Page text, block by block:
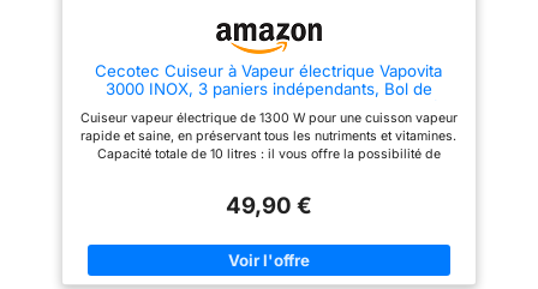
en semaine ou des repas
romantiques à deux.
Cecotec Cuiseur à Vapeur électrique Vapovita
3000 INOX, 3 paniers indépendants, Bol de
Minuterie de 60 minutes, 2 Entrées d'Eau
Latérales, Gris, 800 W
Cuiseur vapeur électrique de 1300 W pour une cuisson vapeur
rapide et saine, en préservant tous les nutriments et vitamines.
Capacité totale de 10 litres : il vous offre la possibilité de
préparations à votre convenance entre 0 à 60 minutes. Sécurité
fonctionnement Pot antiadhésif et surfaces faciles à nettoyer.
Couvercle spécialement conçu, adapté à la cuisson à la vapeur
d'ingrédients plus gros.
49,90 €